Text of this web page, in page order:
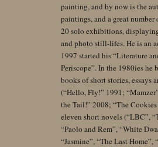
painting, and by now is the
paintings, and a great
20 solo exhibitions,
and photo still-lifes. He is an
1997 started his “Literature
Periscope”. In the 1980ies he
books of short stories, essays
(“Hello, Fly!” 1991;
the Tail!” 2008; “The
eleven short novels (“LBC”,
“Paolo and Rem”, “White
“Jasmine”, “The Last Home”,